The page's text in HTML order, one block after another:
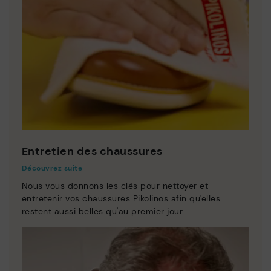
Entretien des chaussures
Découvrez suite
Nous vous donnons les clés pour nettoyer et
entretenir vos chaussures Pikolinos afin qu'elles
restent aussi belles qu'au premier jour.